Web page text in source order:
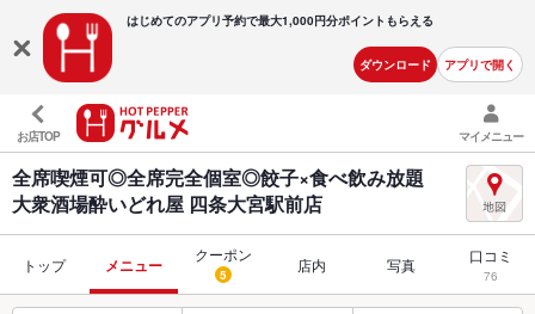
はじめてのアプリ予約で最大1,000円分ポイントもらえる
ダウンロード アプリで開く
お店TOP マイメニュー
全席喫煙可◎全席完全個室◎餃子×食べ飲み放題
大衆酒場酔いどれ屋 四条大宮駅前店
トップ メニュー
クーポン
5 店内 写真 口コミ
76